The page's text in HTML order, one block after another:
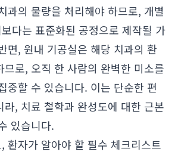
과의 물량을 처리해야 하므로, 개별
다는 표준화된 공정으로 제작될 가
면, 원내 기공실은 해당 치과의 환
므로, 오직 한 사람의 완벽한 미소를
중할 수 있습니다. 이는 단순한 편
라, 치료 철학과 완성도에 대한 근본
있습니다.
환자가 알아야 할 필수 체크리스트